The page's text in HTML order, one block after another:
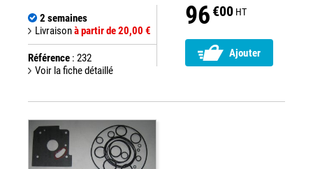
2 semaines
Livraisonà partir de 20,00 €
Référence : 232
Voir la fiche détaillé
96 €00 HT
Ajouter